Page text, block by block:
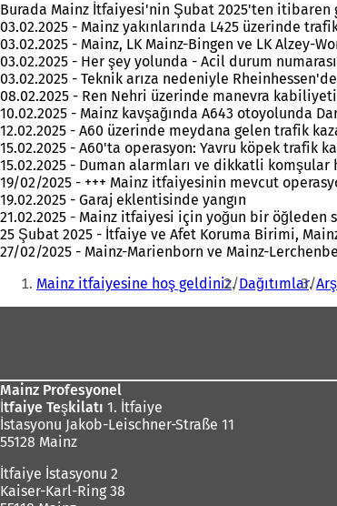
Burada Mainz İtfaiyesi'nin Şubat 2025'ten
03.02.2025 - Mainz yakınlarında L425 üzerinde
03.02.2025 - Mainz, LK Mainz-Bingen ve LK Alzey-
03.02.2025 - Her şey yolunda - Acil durum
03.02.2025 - Teknik arıza nedeniyle Rheinhessen'de
08.02.2025 - Ren Nehri üzerinde manevra
10.02.2025 - Mainz kavşağında A643 otoyolunda
12.02.2025 - A60 üzerinde meydana gelen trafik
15.02.2025 - A60'ta operasyon: Yavru köpek trafik
15.02.2025 - Duman alarmları ve dikkatli
19/02/2025 - +++ Mainz itfaiyesinin mevcut
19.02.2025 - Garaj eklentisinde yangın
21.02.2025 - Mainz itfaiyesi için yoğun bir öğleden
25 Şubat 2025 - İtfaiye ve Afet Koruma Birimi,
27/02/2025 - Mainz-Marienborn ve Mainz-
Buradasınız:
Mainz itfaiyesine hoş geldiniz Dağıtımlar
Mainz Profesyonel
İtfaiye Teşkilatı 1. İtfaiye
İstasyonu Jakob-Leischner-Straße 11
55128 Mainz
İtfaiye İstasyonu 2
Kaiser-Karl-Ring 38